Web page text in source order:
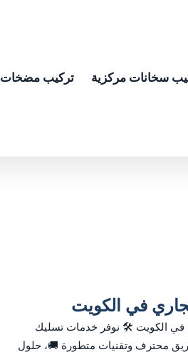
سخانات مركزية تركيب مضخات
في الكويت
في الكويت 🛠️ نوفر خدمات تسليك
محترف وتقنيات متطورة 🚚، حلول